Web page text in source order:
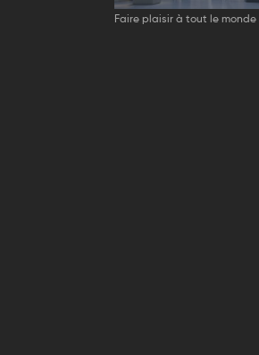
Faire plaisir à tout le monde